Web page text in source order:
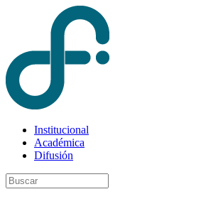
Institucional
Académica
Difusión